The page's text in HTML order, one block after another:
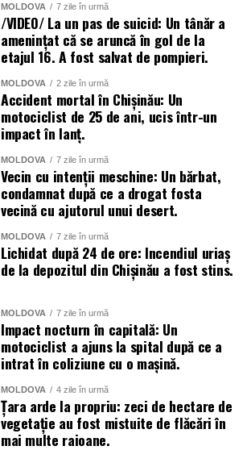
MOLDOVA 7 zile în urmă
/VIDEO/ La un pas de suicid: Un tânăr a
amenințat că se aruncă în gol de la
etajul 16. A fost salvat de pompieri.
MOLDOVA 2 zile în urmă
Accident mortal în Chișinău: Un
motociclist de 25 de ani, ucis într-un
impact în lanț.
MOLDOVA 7 zile în urmă
Vecin cu intenții meschine: Un bărbat,
condamnat după ce a drogat fosta
vecină cu ajutorul unui desert.
MOLDOVA 7 zile în urmă
Lichidat după 24 de ore: Incendiul uriaș
de la depozitul din Chișinău a fost stins.
MOLDOVA 7 zile în urmă
Impact nocturn în capitală: Un
motociclist a ajuns la spital după ce a
intrat în coliziune cu o mașină.
MOLDOVA 4 zile în urmă
Țara arde la propriu: zeci de hectare de
vegetație au fost mistuite de flăcări în
mai multe raioane.